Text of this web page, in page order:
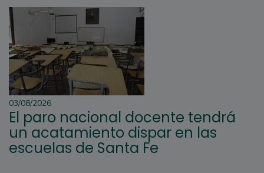
03/08/2026
El paro nacional docente tendrá
un acatamiento dispar en las
escuelas de Santa Fe